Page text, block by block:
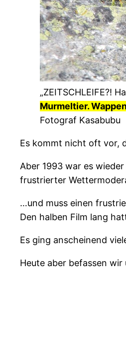
„ZEITSCHLEIFE?!
Murmeltier.
Fotograf Kasabubu
Es kommt nicht oft vor,
Aber 1993 war es
frustrierter
…und muss einen
Den halben Film lang
Es ging anscheinend
Heute aber befassen